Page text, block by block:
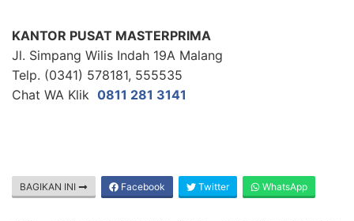
KANTOR PUSAT MASTERPRIMA
Jl. Simpang Wilis Indah 19A Malang
Telp. (0341) 578181, 555535
Chat WA Klik 0811 281 3141
BAGIKAN INI Facebook Twitter WhatsApp